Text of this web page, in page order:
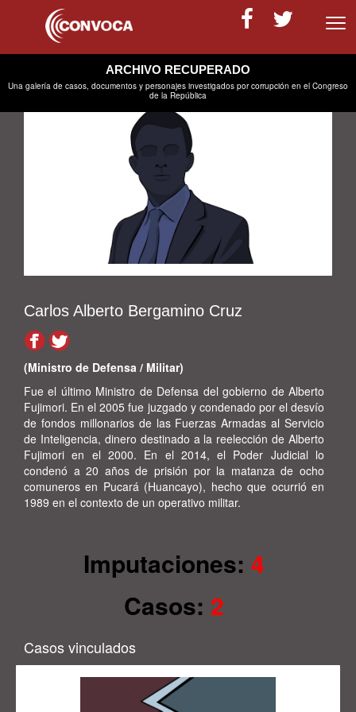
ARCHIVO RECUPERADO
Una galería de casos, documentos y personajes investigados por corrupción en el Congreso
de la República
Carlos Alberto Bergamino Cruz
(Ministro de Defensa / Militar)
Fue el último Ministro de Defensa del gobierno de Alberto
Fujimori. En el 2005 fue juzgado y condenado por el desvío
de fondos millonarios de las Fuerzas Armadas al Servicio
de Inteligencia, dinero destinado a la reelección de Alberto
Fujimori en el 2000. En el 2014, el Poder Judicial lo
condenó a 20 años de prisión por la matanza de ocho
comuneros en Pucará (Huancayo), hecho que ocurrió en
1989 en el contexto de un operativo militar.
Imputaciones: 4
Casos: 2
Imputación: Colusión Desleal
Adquisición de bienes a través del Proceso de
Adquisición del Ejército con Carácter de Secreto Militar.
Casos vinculados